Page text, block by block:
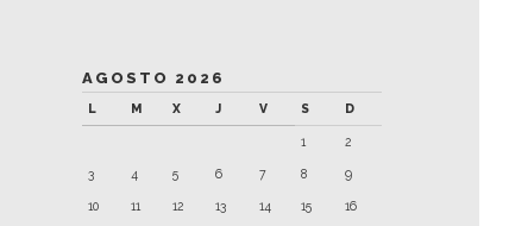
AGOSTO 2026
L M X J V S D
1 2
3 4 5 6 7 8 9
10 11 12 13 14 15 16